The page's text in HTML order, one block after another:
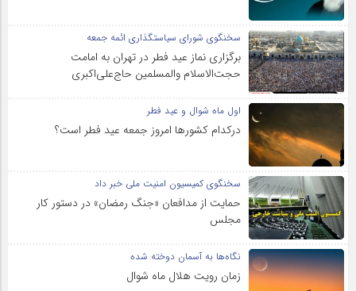
سخنگوی شورای سیاستگذاری ائمه جمعه
برگزاری نماز عید فطر در تهران به امامت
حجت‌الاسلام والمسلمین حاج‌علی‌اکبری
اول ماه شوال و عید فطر
درکدام کشورها امروز جمعه عید فطر است؟
سخنگوی کمیسیون امنیت ملی خبر داد
حمایت از مدافعان «جنگ رمضان» در دستور کار
مجلس
نگاه‌ها به آسمان دوخته شده
زمان رویت هلال ماه شوال